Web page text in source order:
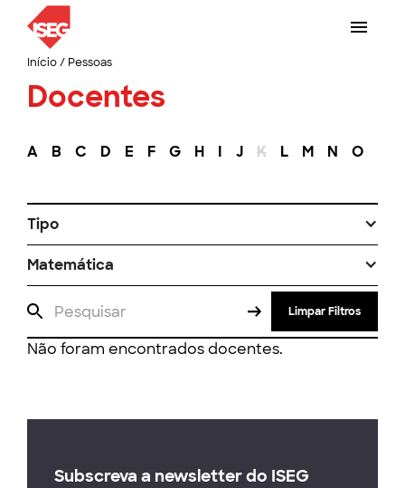
Início/ Pessoas
Docentes
A B C D E F G H I J K L M N O
Tipo
Matemática
Limpar Filtros
Não foram encontrados docentes.
Subscreva a newsletter do ISEG